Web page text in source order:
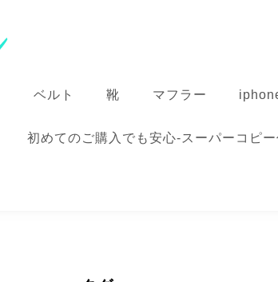
ベルト 靴 マフラー
初めてのご購入でも安心-スーパーコピー